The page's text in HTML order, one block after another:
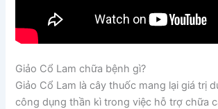
Giảo Cổ Lam chữa bệnh gì?
Giảo Cổ Lam là cây thuốc mang lại giá trị
công dụng thần kì trong việc hỗ trợ chữa